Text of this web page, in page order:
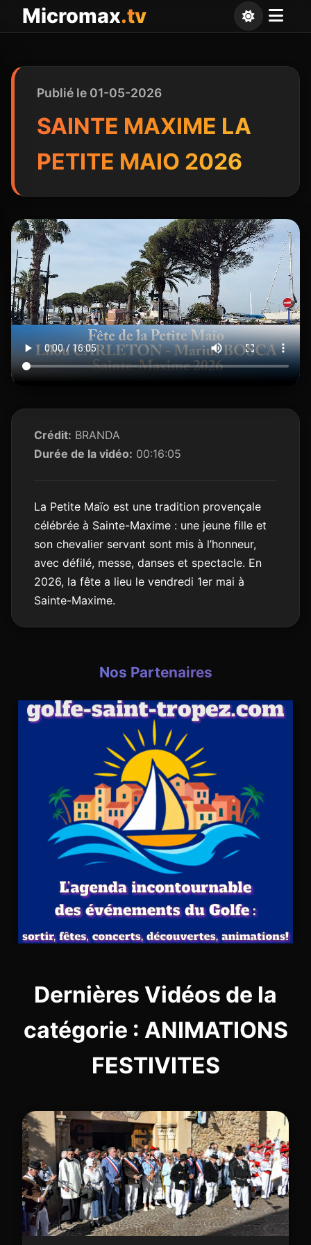
Micromax.tv
Publié le 01-05-2026
SAINTE MAXIME LA
PETITE MAIO 2026
Crédit: BRANDA
Durée de la vidéo: 00:16:05
La Petite Maïo est une tradition provençale
célébrée à Sainte-Maxime : une jeune fille et
son chevalier servant sont mis à l’honneur,
avec défilé, messe, danses et spectacle. En
2026, la fête a lieu le vendredi 1er mai à
Sainte-Maxime.
Nos Partenaires
Dernières Vidéos de la
catégorie : ANIMATIONS
FESTIVITES
Panneau de gestion des cookies